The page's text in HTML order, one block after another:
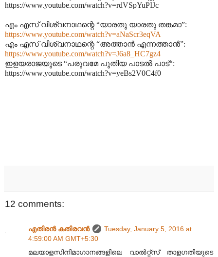
https://www.youtube.com/watch?v=rdVSpYuPIJc
എം എസ് വിശ്വനാഥന്റെ “യാരതു യാരതു തങ്കമാ”:
https://www.youtube.com/watch?v=aNaScr3eqVA
എം എസ് വിശ്വനാഥന്റെ “അത്താൻ എന്നത്താൻ”:
https://www.youtube.com/watch?v=J6a8_HC7gz4
ഇളയരാജയുടെ “പരുവമേ പുതിയ പാടൽ പാട്“:
https://www.youtube.com/watch?v=yeBs2V0C4f0
12 comments:
എതിരന്‍ കതിരവന്‍
Tuesday, January 5, 2016 at
4:59:00 AM GMT+5:30
മലയാളസിനിമാഗാനങ്ങളിലെ വാൽറ്റ്സ് താളഗതിയുടെ